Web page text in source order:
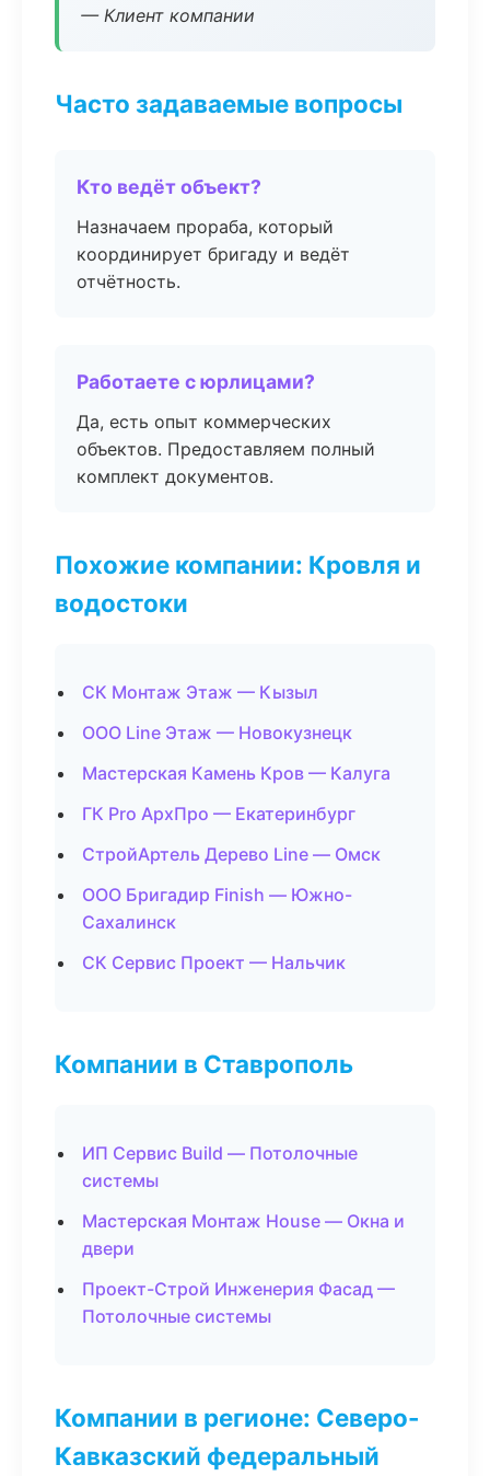
— Клиент компании
Часто задаваемые вопросы
Кто ведёт объект?
Назначаем прораба, который
координирует бригаду и ведёт
отчётность.
Работаете с юрлицами?
Да, есть опыт коммерческих
объектов. Предоставляем полный
комплект документов.
Похожие компании: Кровля и
водостоки
СК Монтаж Этаж — Кызыл
ООО Line Этаж — Новокузнецк
Мастерская Камень Кров — Калуга
ГК Pro АрхПро — Екатеринбург
СтройАртель Дерево Line — Омск
ООО Бригадир Finish — Южно-
Сахалинск
СК Сервис Проект — Нальчик
Компании в Ставрополь
ИП Сервис Build — Потолочные
системы
Мастерская Монтаж House — Окна и
двери
Проект-Строй Инженерия Фасад —
Потолочные системы
Компании в регионе: Северо-
Кавказский федеральный